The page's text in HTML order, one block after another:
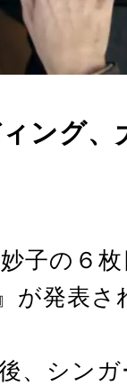
ング、
子の６
が発表さ
、シン